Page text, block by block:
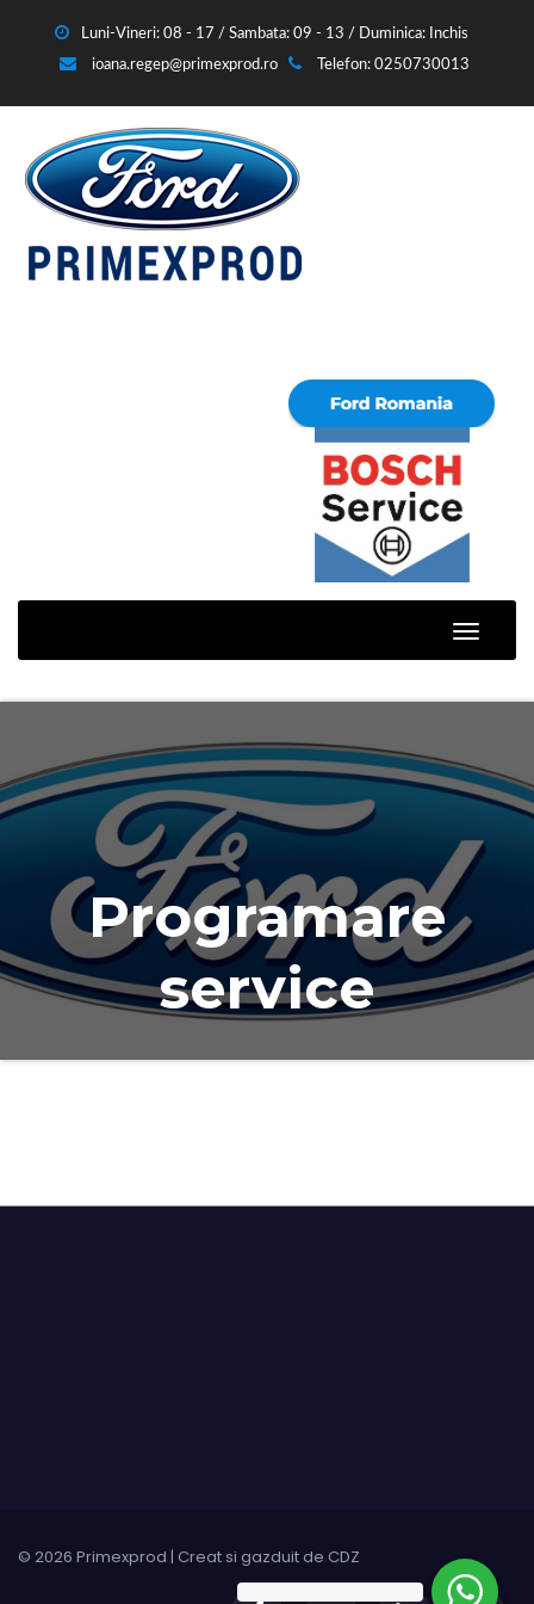
Luni-Vineri: 08 - 17 / Sambata: 09 - 13 / Duminica: Inchis
ioana.regep@primexprod.ro
Telefon: 0250730013
Toggle
Programare
service
© 2026 Primexprod | Creat si gazduit de CDZ